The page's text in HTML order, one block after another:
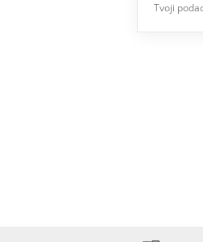
Tvoji